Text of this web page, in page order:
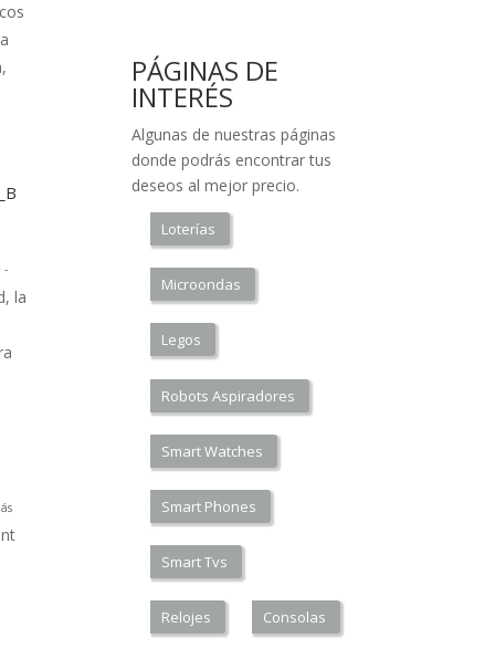
-
la
PÁGINAS DE
INTERÉS
Algunas de nuestras páginas
donde podrás encontrar tus
deseos al mejor precio.
Loterías
Microondas
Legos
Robots Aspiradores
Smart Watches
Smart Phones
Smart Tvs
Relojes Consolas